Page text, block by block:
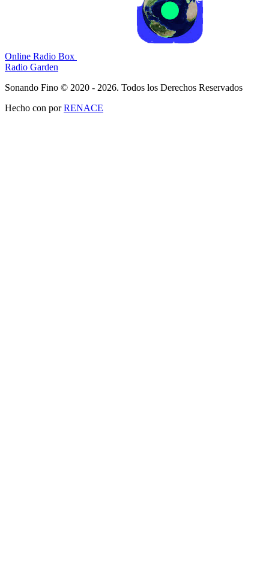
Online Radio Box
Radio Garden
Sonando Fino © 2020 - 2026. Todos los Derechos Reservados
Hecho con porRENACE